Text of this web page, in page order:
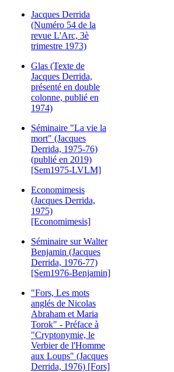
Jacques Derrida
(Numéro 54 de la
revue L'Arc, 3è
trimestre 1973)
Glas (Texte de
Jacques Derrida,
présenté en double
colonne, publié en
1974)
Séminaire "La vie la
mort" (Jacques
Derrida, 1975-76)
(publié en 2019)
[Sem1975-LVLM]
Economimesis
(Jacques Derrida,
1975)
[Economimesis]
Séminaire sur Walter
Benjamin (Jacques
Derrida, 1976-77)
[Sem1976-Benjamin]
"Fors, Les mots
anglés de Nicolas
Abraham et Maria
Torok" - Préface à
"Cryptonymie, le
Verbier de l'Homme
aux Loups" (Jacques
Derrida, 1976) [Fors]